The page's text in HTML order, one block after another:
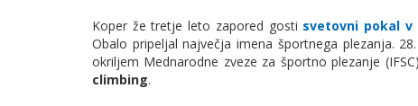
Koper že tretje leto zapored gosti svetovni pokal v
Obalo pripeljal največja imena športnega plezanja.
okriljem Mednarodne zveze za športno plezanje
climbing.